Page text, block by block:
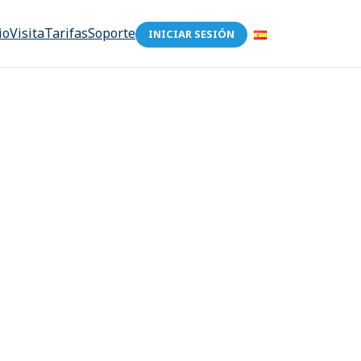
VisitaTarifasSoporte INICIAR SESIÓN